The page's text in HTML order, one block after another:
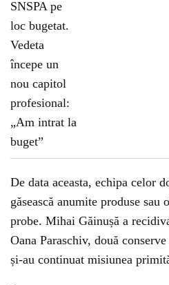
De data aceasta, echipa celor
găsească anumite produse
probe. Mihai Găinușă a
Oana Paraschiv, două
și-au continuat misiunea